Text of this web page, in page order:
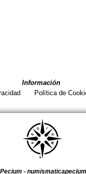
Información
Política de
Pecium -